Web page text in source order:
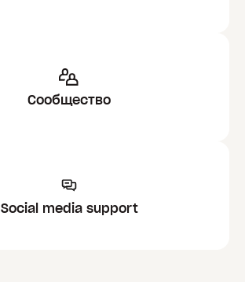
Сообщество
Social media support